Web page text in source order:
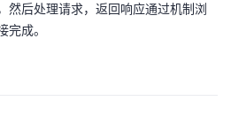
然后处理请求，返回响应通过机制浏
成。